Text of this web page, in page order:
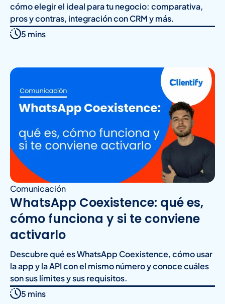
cómo elegir el ideal para tu negocio: comparativa,
pros y contras, integración con CRM y más.
5 mins
Comunicación
WhatsApp Coexistence: qué es,
cómo funciona y si te conviene
activarlo
Descubre qué es WhatsApp Coexistence, cómo usar
la app y la API con el mismo número y conoce cuáles
son sus límites y sus requisitos.
5 mins